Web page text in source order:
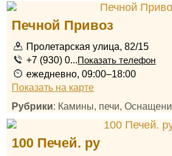
Печной Привоз
Пролетарская улица, 82/15
+7 (930) 0...Показать телефон
ежедневно, 09:00–18:00
Показать на карте
Рубрики: Камины, печи,
100 Печей. ру